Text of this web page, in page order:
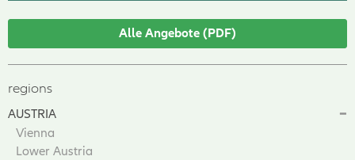
Alle Angebote (PDF)
regions
AUSTRIA
Vienna
Lower Austria